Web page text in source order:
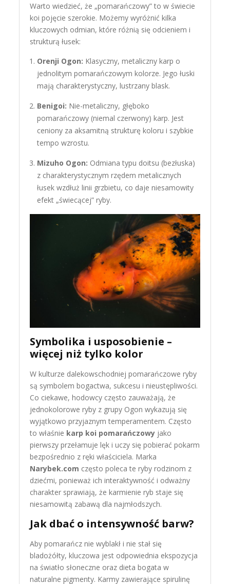
Warto wiedzieć, że „pomarańczowy” to w świecie
koi pojęcie szerokie. Możemy wyróżnić kilka
kluczowych odmian, które różnią się odcieniem i
strukturą łusek:
Orenji Ogon: Klasyczny, metaliczny karp o
jednolitym pomarańczowym kolorze. Jego łuski
mają charakterystyczny, lustrzany blask.
Benigoi: Nie-metaliczny, głęboko
pomarańczowy (niemal czerwony) karp. Jest
ceniony za aksamitną strukturę koloru i szybkie
tempo wzrostu.
Mizuho Ogon: Odmiana typu doitsu (bezłuska)
z charakterystycznym rzędem metalicznych
łusek wzdłuż linii grzbietu, co daje niesamowity
efekt „świecącej” ryby.
Symbolika i usposobienie –
więcej niż tylko kolor
W kulturze dalekowschodniej pomarańczowe ryby
są symbolem bogactwa, sukcesu i nieustępliwości.
Co ciekawe, hodowcy często zauważają, że
jednokolorowe ryby z grupy Ogon wykazują się
wyjątkowo przyjaznym temperamentem. Często
to właśnie karp koi pomarańczowy jako
pierwszy przełamuje lęk i uczy się pobierać pokarm
bezpośrednio z ręki właściciela. Marka
Narybek.com często poleca te ryby rodzinom z
dziećmi, ponieważ ich interaktywność i odważny
charakter sprawiają, że karmienie ryb staje się
niesamowitą zabawą dla najmłodszych.
Jak dbać o intensywność barw?
Aby pomarańcz nie wyblakł i nie stał się
bladożółty, kluczowa jest odpowiednia ekspozycja
na światło słoneczne oraz dieta bogata w
naturalne pigmenty. Karmy zawierające spirulinę